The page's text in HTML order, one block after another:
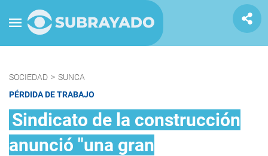
SOCIEDAD > SUNCA
PÉRDIDA DE TRABAJO
Sindicato de la construcción
anunció "una gran